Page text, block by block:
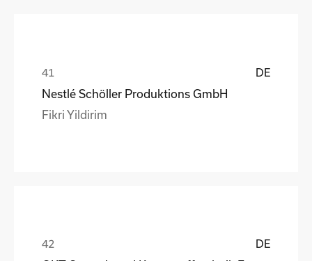
DE
Nestlé Schöller Produktions GmbH
Fikri Yildirim
DE